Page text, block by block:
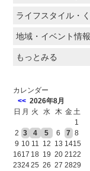
ライフスタイル・
地域・イベント情
もっとみる
カレンダー
<< 2026年8月
日 月 火 水 木 金土
1
2 3 4 5 6 7 8
9 10 11 12 13 1415
1617 18 19 20 2122
232425 26 27 2829